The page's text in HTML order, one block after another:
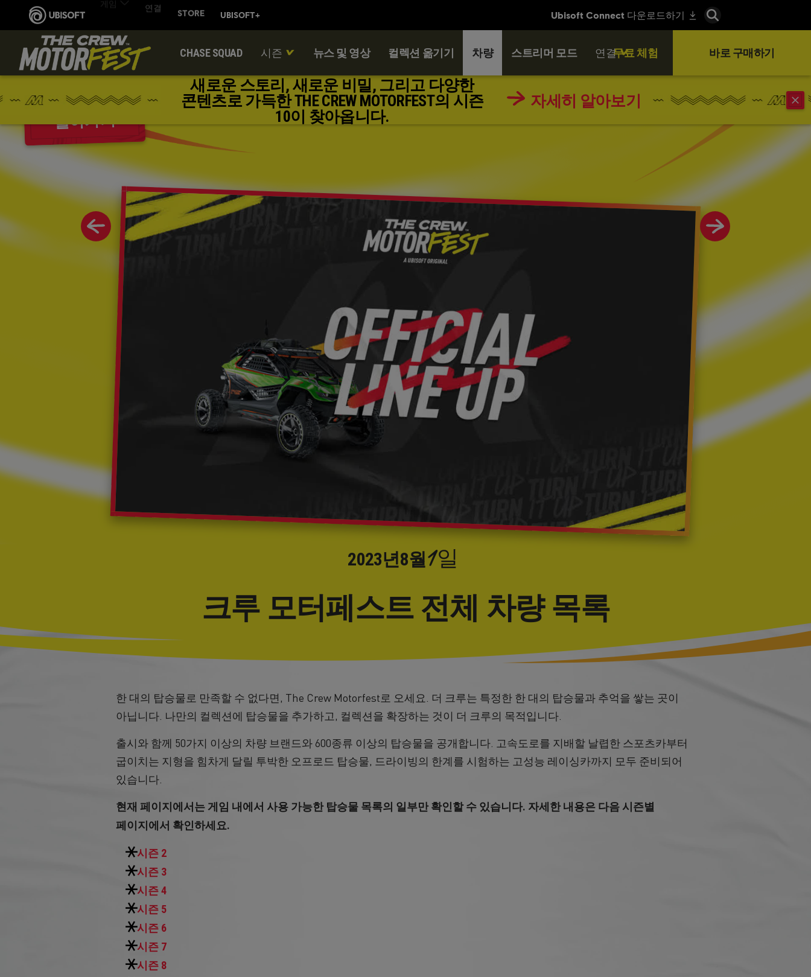
새로운 스토리, 새로운 비밀, 그리고 다양한
콘텐츠로 가득한 THE CREW MOTORFEST의 시즌
10이 찾아옵니다.
자세히 알아보기
CHASE SQUAD 시즌 뉴스 및 영상 컬렉션 옮기기 차량 스트리머 모드 연결무료 체험 바로 구매하기
돌아가기
2023년8월1일
크루 모터페스트 전체 차량 목록
한 대의 탑승물로 만족할 수 없다면, The Crew Motorfest로 오세요. 더 크루는 특정한 한 대의 탑승물과 추억을 쌓는 곳이
아닙니다. 나만의 컬렉션에 탑승물을 추가하고, 컬렉션을 확장하는 것이 더 크루의 목적입니다.
출시와 함께 50가지 이상의 차량 브랜드와 600종류 이상의 탑승물을 공개합니다. 고속도로를 지배할 날렵한 스포츠카부터
굽이치는 지형을 힘차게 달릴 투박한 오프로드 탑승물, 드라이빙의 한계를 시험하는 고성능 레이싱카까지 모두 준비되어
있습니다.
현재 페이지에서는 게임 내에서 사용 가능한 탑승물 목록의 일부만 확인할 수 있습니다. 자세한 내용은 다음 시즌별
페이지에서 확인하세요.
시즌 2
시즌 3
시즌 4
시즌 5
시즌 6
시즌 7
시즌 8